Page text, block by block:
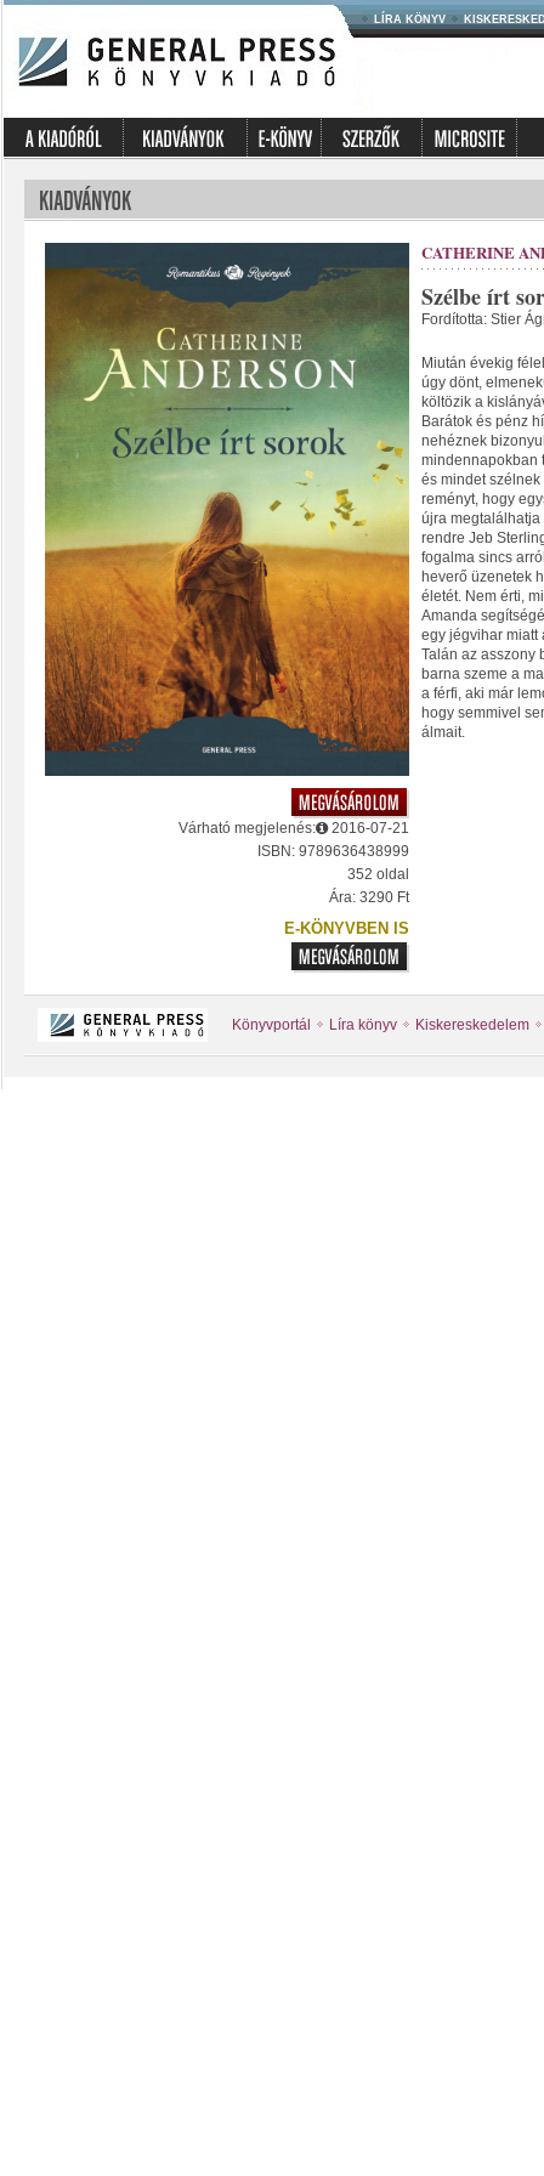
LÍRA KÖNYV
Várható megjelenés:
2016-07-21
ISBN: 9789636438999
352 oldal
Ára: 3290 Ft
E-KÖNYVBEN IS
CATHERINE
Szélbe írt
Fordította: Stier
Miután évekig
úgy dönt,
költözik a
Barátok és pénz
nehéznek
mindennapokban
és mindet
reményt, hogy
újra megtalálhatja
rendre Jeb
fogalma sincs
heverő üzenetek
életét. Nem érti,
Amanda
egy jégvihar miatt
Talán az asszony
barna szeme a
a férfi, aki már
hogy semmivel
álmait.
Könyvportál Líra könyv Kiskereskedelem